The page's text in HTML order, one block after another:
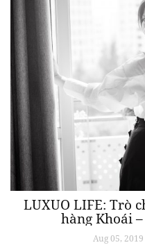
LUXUO LIFE: Trò
hàng Khoái
Aug 05,